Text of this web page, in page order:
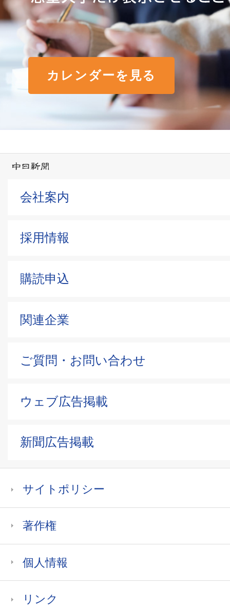
カレンダーを見る
会社案内
採用情報
購読申込
関連企業
ご質問・お問い合わせ
ウェブ広告掲載
新聞広告掲載
サイトポリシー
著作権
個人情報
リンク